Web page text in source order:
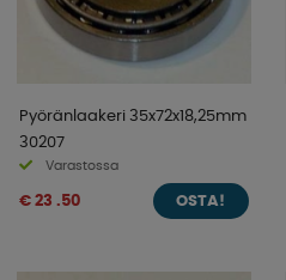
Pyöränlaakeri 35x72x18,25mm
30207
Varastossa
€ 23 .50 OSTA!